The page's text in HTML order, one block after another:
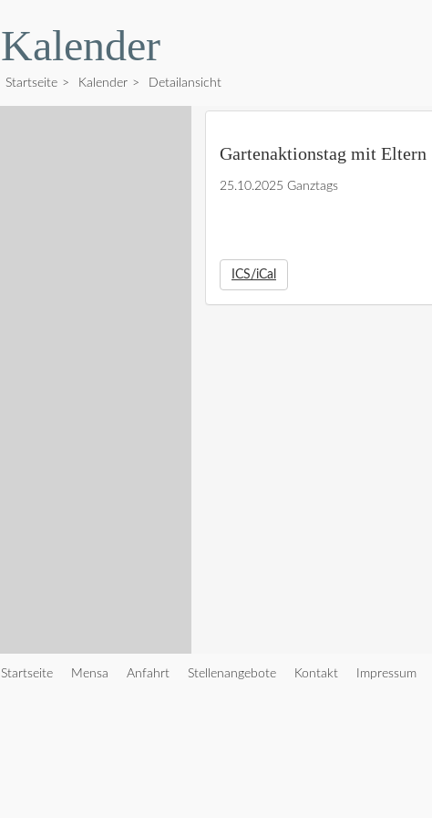
Kalender
Startseite > Kalender > Detailansicht
Gartenaktionstag mit Eltern
25.10.2025 Ganztags
ICS/iCal
Startseite Mensa Anfahrt Stellenangebote Kontakt Impressum